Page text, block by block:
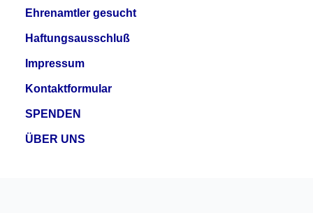
Ehrenamtler gesucht
Haftungsausschluß
Impressum
Kontaktformular
SPENDEN
ÜBER UNS